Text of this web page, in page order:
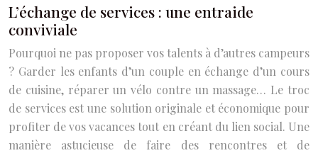
L’échange de services : une entraide
conviviale
Pourquoi ne pas proposer vos talents à d’autres campeurs
? Garder les enfants d’un couple en échange d’un cours
de cuisine, réparer un vélo contre un massage… Le troc
de services est une solution originale et économique pour
profiter de vos vacances tout en créant du lien social. Une
manière astucieuse de faire des rencontres et de